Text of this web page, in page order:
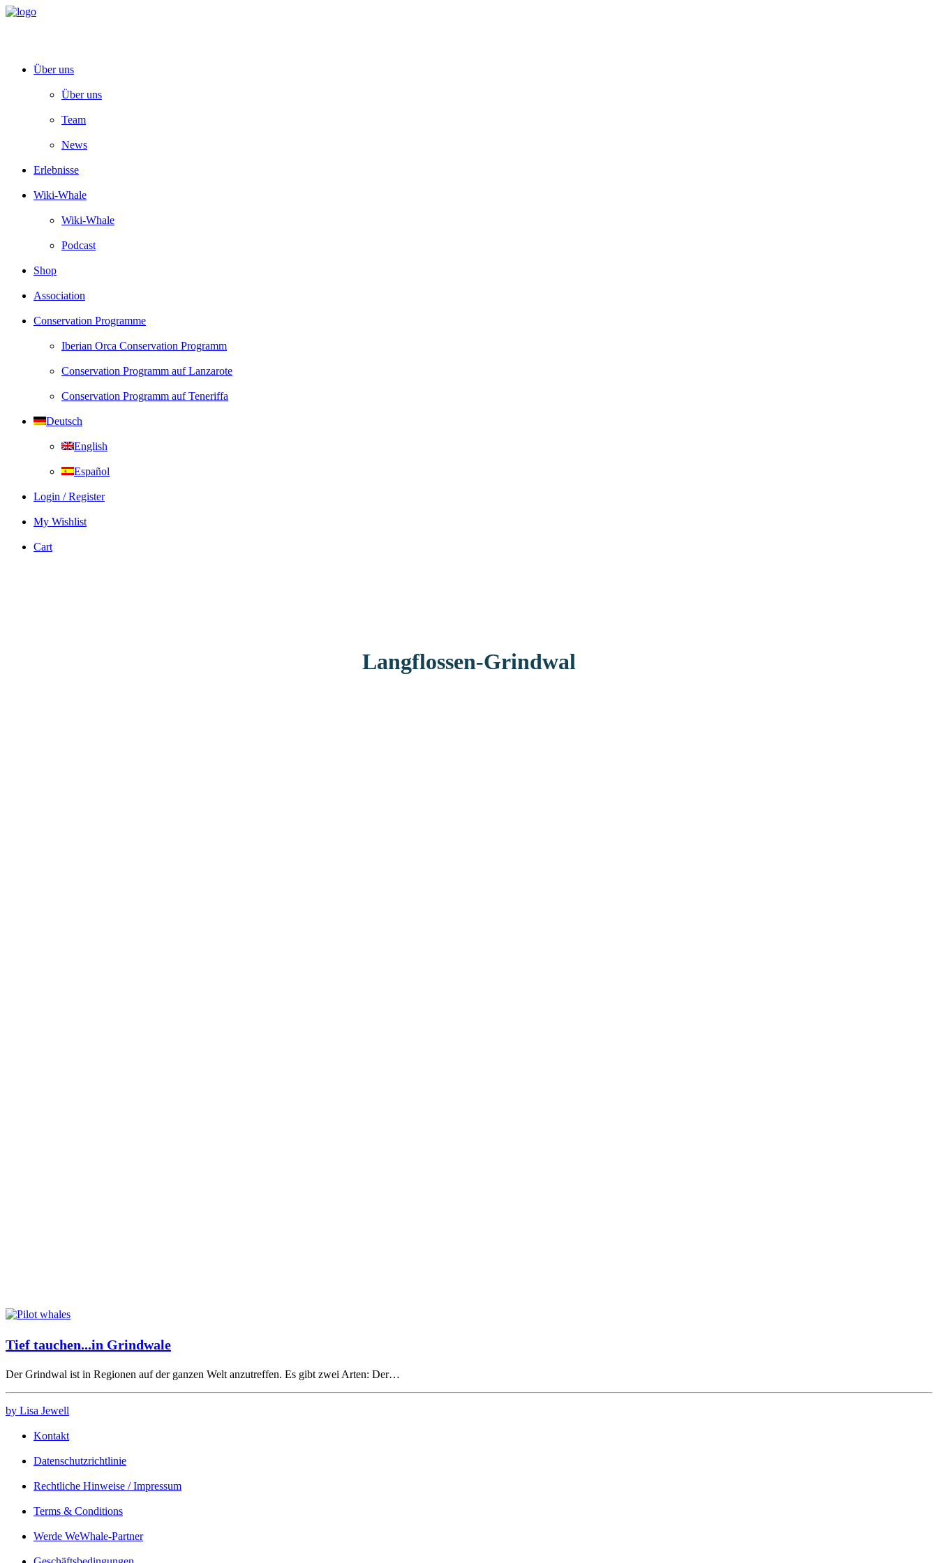
Über uns
Über uns
Team
News
Erlebnisse
Wiki-Whale
Wiki-Whale
Podcast
Shop
Association
Conservation Programme
Iberian Orca Conservation Programm
Conservation Programm auf Lanzarote
Conservation Programm auf Teneriffa
Deutsch
English
Español
Login / Register
My Wishlist
Cart
Langflossen-Grindwal
Tief tauchen...in Grindwale
Der Grindwal ist in Regionen auf der ganzen Welt anzutreffen. Es gibt zwei Arten: Der…
by Lisa Jewell
Kontakt
Datenschutzrichtlinie
Rechtliche Hinweise / Impressum
Terms & Conditions
Werde WeWhale-Partner